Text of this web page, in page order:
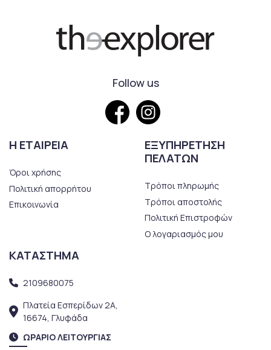
Follow us
Η ΕΤΑΙΡΕΙΑ
Όροι χρήσης
Πολιτική απορρήτου
Επικοινωνία
ΕΞΥΠΗΡΕΤΗΣΗ
ΠΕΛΑΤΩΝ
Τρόποι πληρωμής
Τρόποι αποστολής
Πολιτική Επιστροφών
Ο λογαριασμός μου
ΚΑΤΑΣΤΗΜΑ
2109680075
Πλατεία Εσπερίδων 2Α,
16674, Γλυφάδα
ΩΡΑΡΙΟ ΛΕΙΤΟΥΡΓΙΑΣ